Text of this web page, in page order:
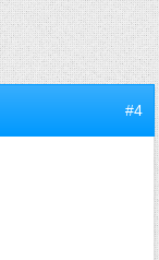
#4